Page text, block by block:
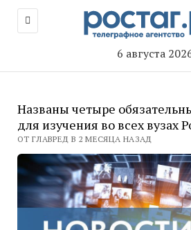
6 августа
Названы четыре
для изучения во всех вузах
ОТ ГЛАВРЕД В 2 МЕСЯЦА НАЗАД